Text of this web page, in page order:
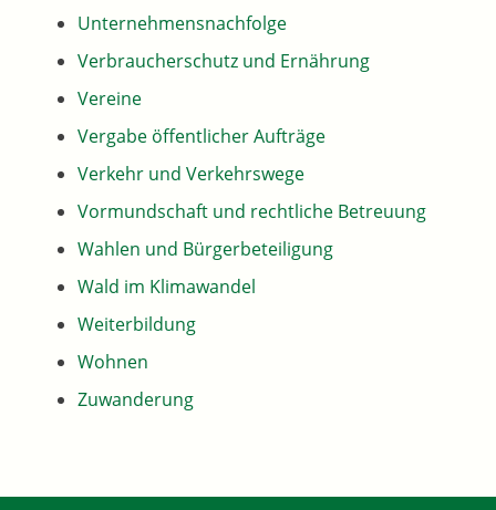
Unternehmensnachfolge
Verbraucherschutz und Ernährung
Vereine
Vergabe öffentlicher Aufträge
Verkehr und Verkehrswege
Vormundschaft und rechtliche Betreuung
Wahlen und Bürgerbeteiligung
Wald im Klimawandel
Weiterbildung
Wohnen
Zuwanderung